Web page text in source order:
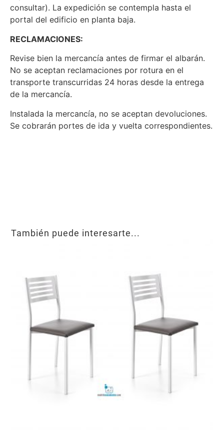
consultar). La expedición se contempla hasta el
portal del edificio en planta baja.
RECLAMACIONES:
Revise bien la mercancía antes de firmar el albarán.
No se aceptan reclamaciones por rotura en el
transporte transcurridas 24 horas desde la entrega
de la mercancía.
Instalada la mercancía, no se aceptan devoluciones.
Se cobrarán portes de ida y vuelta correspondientes.
También puede interesarte...